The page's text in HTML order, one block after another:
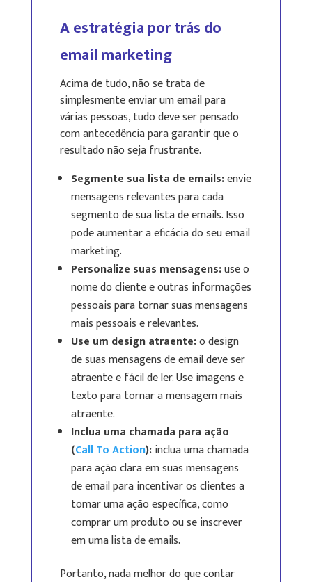
A estratégia por trás do
email marketing
Acima de tudo, não se trata de
simplesmente enviar um email para
várias pessoas, tudo deve ser pensado
com antecedência para garantir que o
resultado não seja frustrante.
Segmente sua lista de emails:envie
mensagens relevantes para cada
segmento de sua lista de emails. Isso
pode aumentar a eficácia do seu email
marketing.
Personalize suas mensagens:use o
nome do cliente e outras informações
pessoais para tornar suas mensagens
mais pessoais e relevantes.
Use um design atraente:o design
de suas mensagens de email deve ser
atraente e fácil de ler. Use imagens e
texto para tornar a mensagem mais
atraente.
Inclua uma chamada para ação
(Call To Action):inclua uma chamada
para ação clara em suas mensagens
de email para incentivar os clientes a
tomar uma ação específica, como
comprar um produto ou se inscrever
em uma lista de emails.
Portanto, nada melhor do que contar